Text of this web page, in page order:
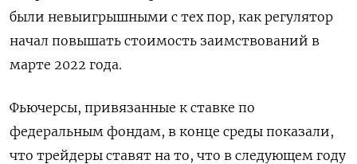
были невыигрышными с тех пор, как регулятор
начал повышать стоимость заимствований в
марте 2022 года.
Фьючерсы, привязанные к ставке по
федеральным фондам, в конце среды показали,
что трейдеры ставят на то, что в следующем году